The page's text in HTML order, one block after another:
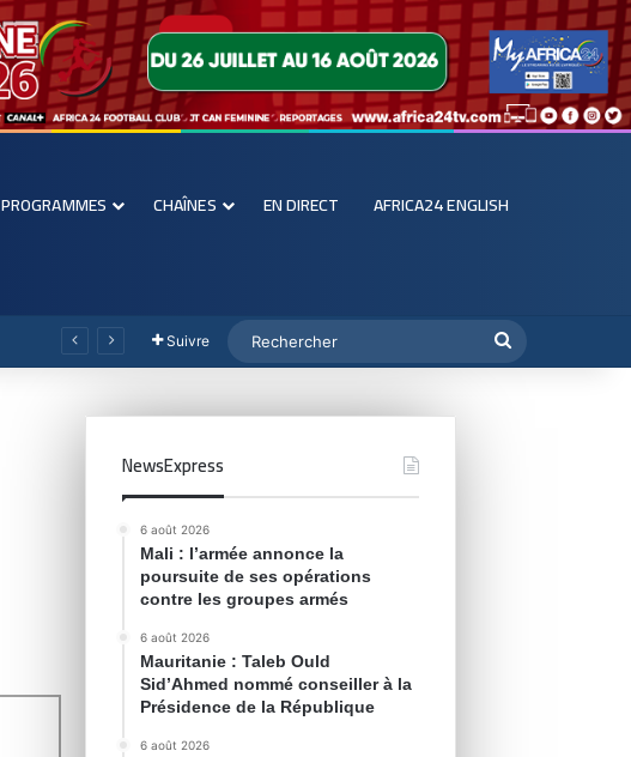
PROGRAMMES CHAÎNES EN DIRECT AFRICA24 ENGLISH
Suivre
NewsExpress
6 août 2026
Mali : l’armée annonce la
poursuite de ses opérations
contre les groupes armés
6 août 2026
Mauritanie : Taleb Ould
Sid’Ahmed nommé conseiller à la
Présidence de la République
6 août 2026